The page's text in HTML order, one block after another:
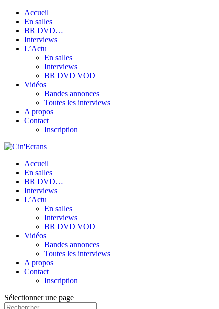
Accueil
En salles
BR DVD…
Interviews
L’Actu
En salles
Interviews
BR DVD VOD
Vidéos
Bandes annonces
Toutes les interviews
A propos
Contact
Inscription
Accueil
En salles
BR DVD…
Interviews
L’Actu
En salles
Interviews
BR DVD VOD
Vidéos
Bandes annonces
Toutes les interviews
A propos
Contact
Inscription
Sélectionner une page